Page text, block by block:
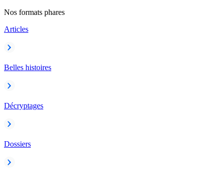
Nos formats phares
Articles
Belles histoires
Décryptages
Dossiers